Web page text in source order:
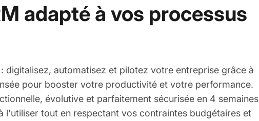
adapté à vos processus
digitalisez, automatisez et pilotez votre entreprise grâce à
pour booster votre productivité et votre performance.
évolutive et parfaitement sécurisée en 4 semaines
l'utiliser tout en respectant vos contraintes budgétaires et